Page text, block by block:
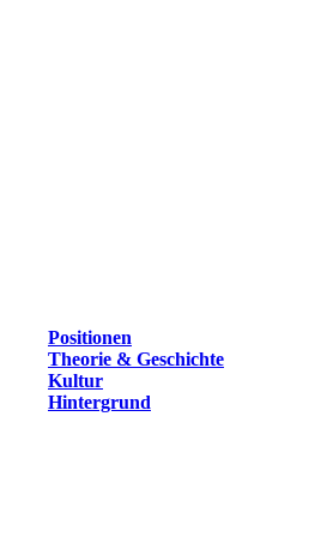
Positionen
Theorie & Geschichte
Kultur
Hintergrund